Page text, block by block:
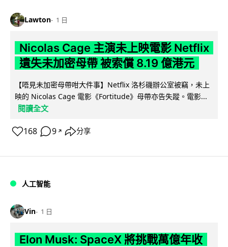
Lawton 1 日
Nicolas Cage 主演未上映電影 Netflix
遺失未加密母帶 被索償 8.19 億港元
【唔見未加密母帶咁大件事】Netflix 洛杉磯辦公室被竊，未上
映的 Nicolas Cage 電影《Fortitude》母帶亦告失蹤。電影...
閱讀全文
168 9 ↗ 分享
人工智能
Vin 1 日
Elon Musk: SpaceX 將挑戰萬億年收